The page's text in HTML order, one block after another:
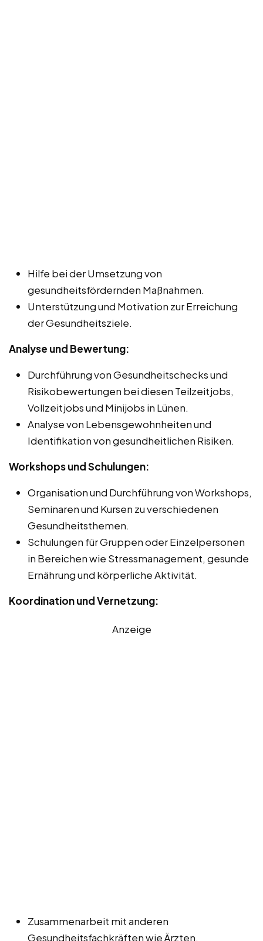
Hilfe bei der Umsetzung von
gesundheitsfördernden Maßnahmen.
Unterstützung und Motivation zur Erreichung
der Gesundheitsziele.
Analyse und Bewertung:
Durchführung von Gesundheitschecks und
Risikobewertungen bei diesen Teilzeitjobs,
Vollzeitjobs und Minijobs in Lünen.
Analyse von Lebensgewohnheiten und
Identifikation von gesundheitlichen Risiken.
Workshops und Schulungen:
Organisation und Durchführung von Workshops,
Seminaren und Kursen zu verschiedenen
Gesundheitsthemen.
Schulungen für Gruppen oder Einzelpersonen
in Bereichen wie Stressmanagement, gesunde
Ernährung und körperliche Aktivität.
Koordination und Vernetzung:
Anzeige
Zusammenarbeit mit anderen
Gesundheitsfachkräften wie Ärzten,